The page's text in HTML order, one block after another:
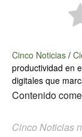
Cinco Noticias /
productividad en
digitales que
Contenido
Cinco Noticias